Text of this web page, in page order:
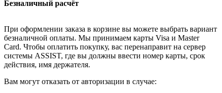
Безналичный расчёт
При оформлении заказа в корзине вы можете выбрать вариант
безналичной оплаты. Мы принимаем карты Visa и Master
Card. Чтобы оплатить покупку, вас перенаправит на сервер
системы ASSIST, где вы должны ввести номер карты, срок
действия, имя держателя.
Вам могут отказать от авторизации в случае: